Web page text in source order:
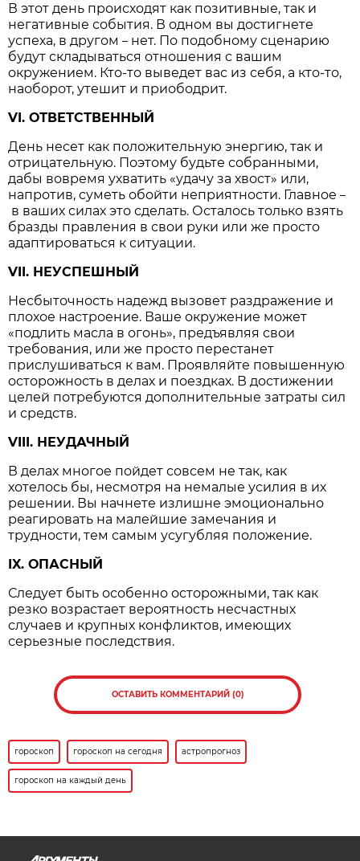
В этот день происходят как позитивные, так и
негативные события. В одном вы достигнете
успеха, в другом– нет. По подобному сценарию
будут складываться отношения с вашим
окружением. Кто-то выведет вас из себя, а кто-то,
наоборот, утешит и приободрит.
VI. ОТВЕТСТВЕННЫЙ
День несет как положительную энергию, так и
отрицательную. Поэтому будьте собранными,
дабы вовремя ухватить «удачу за хвост» или,
напротив, суметь обойти неприятности. Главное–
в ваших силах это сделать. Осталось только взять
бразды правления в свои руки или же просто
адаптироваться к ситуации.
VII. НЕУСПЕШНЫЙ
Несбыточность надежд вызовет раздражение и
плохое настроение. Ваше окружение может
«подлить масла в огонь», предъявляя свои
требования, или же просто перестанет
прислушиваться к вам. Проявляйте повышенную
осторожность в делах и поездках. В достижении
целей потребуются дополнительные затраты сил
и средств.
VIII. НЕУДАЧНЫЙ
В делах многое пойдет совсем не так, как
хотелось бы, несмотря на немалые усилия в их
решении. Вы начнете излишне эмоционально
реагировать на малейшие замечания и
трудности, тем самым усугубляя положение.
IX. ОПАСНЫЙ
Следует быть особенно осторожными, так как
резко возрастает вероятность несчастных
случаев и крупных конфликтов, имеющих
серьезные последствия.
ОСТАВИТЬ КОММЕНТАРИЙ (0)
гороскоп гороскоп на сегодня астропрогноз
гороскоп на каждый день